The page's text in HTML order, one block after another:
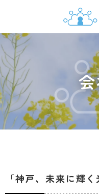
「神戸、未来に輝く